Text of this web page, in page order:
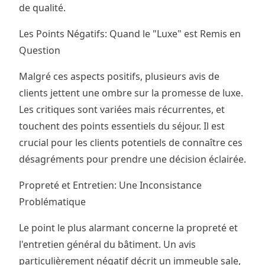
de qualité.
Les Points Négatifs: Quand le "Luxe" est Remis en
Question
Malgré ces aspects positifs, plusieurs avis de
clients jettent une ombre sur la promesse de luxe.
Les critiques sont variées mais récurrentes, et
touchent des points essentiels du séjour. Il est
crucial pour les clients potentiels de connaître ces
désagréments pour prendre une décision éclairée.
Propreté et Entretien: Une Inconsistance
Problématique
Le point le plus alarmant concerne la propreté et
l'entretien général du bâtiment. Un avis
particulièrement négatif décrit un immeuble sale,